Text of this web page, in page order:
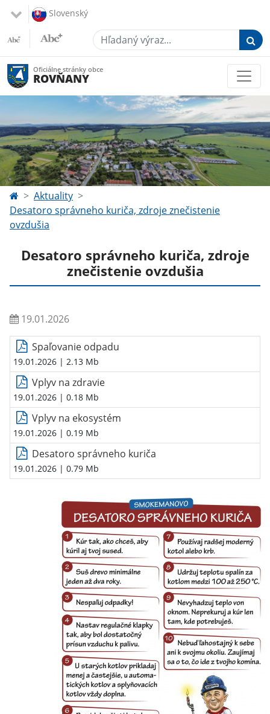
Slovenský
Hľadaný výraz...
Oficiálne stránky obce
ROVŇANY
Aktuality
Desatoro správneho kuriča, zdroje znečistenie
ovzdušia
Desatoro správneho kuriča, zdroje
znečistenie ovzdušia
19.01.2026
Spaľovanie odpadu
19.01.2026 | 2.13 Mb
Vplyv na zdravie
19.01.2026 | 0.18 Mb
Vplyv na ekosystém
19.01.2026 | 0.19 Mb
Desatoro správneho kuriča
19.01.2026 | 0.79 Mb